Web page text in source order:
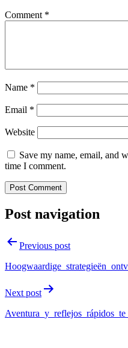
Comment *
Name *
Email *
Website
Save my name, email, and
time I comment.
Post navigation
Previous post
Next post